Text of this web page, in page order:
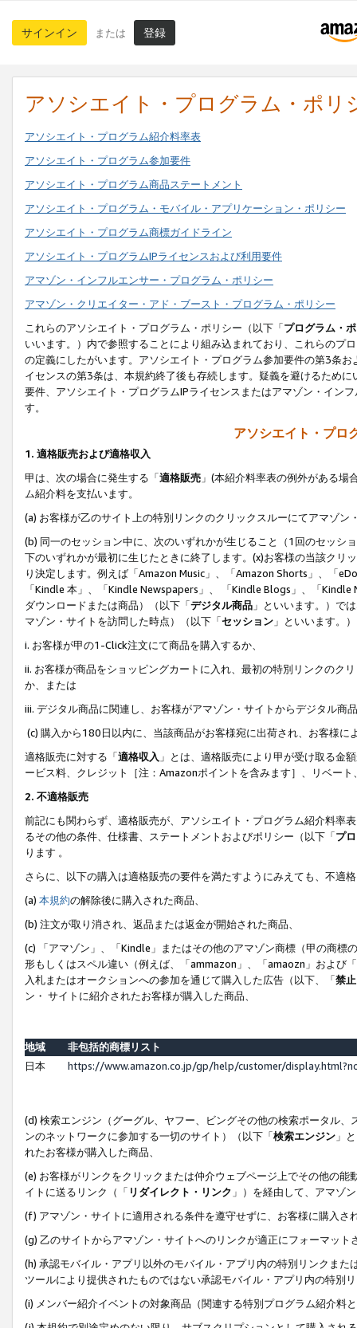
サインイン または 登録
アソシエイト・プログラム・ポリ
アソシエイト・プログラム紹介料率表
アソシエイト・プログラム参加要件
アソシエイト・プログラム商品ステートメント
アソシエイト・プログラム・モバイル・アプリケーション・ポリシー
アソシエイト・プログラム商標ガイドライン
アソシエイト・プログラムIPライセンスおよび利用要件
アマゾン・インフルエンサー・プログラム・ポリシー
アマゾン・クリエイター・アド・ブースト・プログラム・ポリシー
これらのアソシエイト・プログラム・ポリシー（以下「プログラム・
いいます。）内で参照することにより組み込まれており、これらのプ
の定義にしたがいます。アソシエイト・プログラム参加要件の第3条
イセンスの第3条は、本規約終了後も存続します。疑義を避けるため
要件、アソシエイト・プログラムIPライセンスまたはアマゾン・イン
す。
アソシエイト・プロ
1. 適格販売および適格収入
甲は、次の場合に発生する「適格販売 」(本紹介料率表の例外がある
ム紹介料を支払います。
(a) お客様が乙のサイト上の特別リンクのクリックスルーにてアマゾン
(b) 同一のセッション中に、次のいずれかが生じること（1回のセッシ
下のいずれかが最初に生じたときに終了します。(x)お客様の当該ク
り決定します。例えば「Amazon Music」、「Amazon Shorts」、「
「Kindle 本」、「Kindle Newspapers」、 「Kindle Blogs」、「
ダウンロードまたは商品）（以下「デジタル商品 」といいます。）で
マゾン・サイトを訪問した時点）（以下「セッション 」といいます。
i. お客様が甲の1-Click注文にて商品を購入するか、
ii. お客様が商品をショッピングカートに入れ、最初の特別リンクのク
か、または
iii. デジタル商品に関連し、お客様がアマゾン・サイトからデジタル
(c) 購入から180日以内に、当該商品がお客様宛に出荷され、お客様
適格販売に対する「適格収入 」とは、適格販売により甲が受け取る金
ービス料、クレジット［注：Amazonポイントを含みます］、リベー
2. 不適格販売
前記にも関わらず、適格販売が、アソシエイト・プログラム紹介料率
るその他の条件、仕様書、ステートメントおよびポリシー（以下「プ
ります 。
さらに、以下の購入は適格販売の要件を満たすようにみえても、不適
(a) 本規約の解除後に購入された商品、
(b) 注文が取り消され、返品または返金が開始された商品、
(c) 「アマゾン」、「Kindle」またはその他のアマゾン商標（甲の商
形もしくはスペル違い（例えば、「ammazon」、「amaozn」および
入札またはオークションへの参加を通じて購入した広告（以下、「禁
ン・ サイトに紹介されたお客様が購入した商品、
地域
非包括的商標リスト
日本
https://www.amazon.co.jp/gp/help/customer/
(d) 検索エンジン（グーグル、ヤフー、ビングその他の検索ポータル
ンのネットワークに参加する一切のサイト）（以下「検索エンジン 」
れたお客様が購入した商品、
(e) お客様がリンクをクリックまたは仲介ウェブページ上でその他の
イトに送るリンク（「 リダイレクト・リンク 」）を経由して、アマゾ
(f) アマゾン・サイトに適用される条件を遵守せずに、お客様に購入さ
(g) 乙のサイトからアマゾン・サイトへのリンクが適正にフォーマッ
(h) 承認モバイル・アプリ以外のモバイル・アプリ内の特別リンクま
ツールにより提供されたものではない承認モバイル・アプリ内の特別
(i) メンバー紹介イベントの対象商品（関連する特別プログラム紹介料